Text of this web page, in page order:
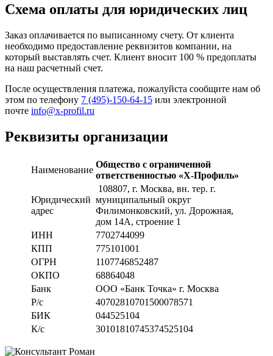
Схема оплаты для юридических лиц
Заказ оплачивается по выписанному счету. От клиента
необходимо предоставление реквизитов компании, на
который выставлять счет. Клиент вносит 100 % предоплаты
на наш расчетный счет.
После осуществления платежа, пожалуйста сообщите нам об
этом по телефону 7 (495)-150-64-15 или электронной
почте info@x-profil.ru
Реквизиты организации
Наименование
Общество с ограниченной
ответственностью «Х-Профиль»
Юридический
адрес
108807, г. Москва, вн. тер. г.
муниципальный округ
Филимонковский, ул. Дорожная,
дом 14А, строение 1
ИНН
7702744099
КПП
775101001
ОГРН
1107746852487
ОКПО
68864048
Банк
ООО «Банк Точка» г. Москва
Р/с
40702810701500078571
БИК
044525104
К/с
30101810745374525104